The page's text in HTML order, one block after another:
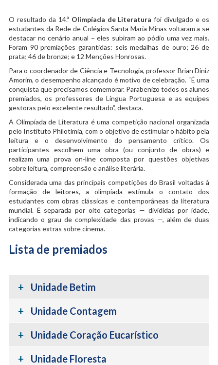
O resultado da 14.ª Olimpíada de Literatura foi divulgado e os
estudantes da Rede de Colégios Santa Maria Minas voltaram a se
destacar no cenário anual – eles subiram ao pódio uma vez mais.
Foram 90 premiações garantidas: seis medalhas de ouro; 26 de
prata; 46 de bronze; e 12 Menções Honrosas.
Para o coordenador de Ciência e Tecnologia, professor Brian Diniz
Amorim, o desempenho alcançado é motivo de celebração. “É uma
conquista que precisamos comemorar. Parabenizo todos os alunos
premiados, os professores de Língua Portuguesa e as equipes
gestoras pelo excelente resultado”, destaca.
A Olimpíada de Literatura é uma competição nacional organizada
pelo Instituto Philotimia, com o objetivo de estimular o hábito pela
leitura e o desenvolvimento do pensamento crítico. Os
participantes escolhem uma obra (ou conjunto de obras) e
realizam uma prova on-line composta por questões objetivas
sobre leitura, compreensão e análise literária.
Considerada uma das principais competições do Brasil voltadas à
formação de leitores, a olimpíada estimula o contato dos
estudantes com obras clássicas e contemporâneas da literatura
mundial. É separada por oito categorias — divididas por idade,
indicando o grau de complexidade das provas —, além de duas
categorias extras sobre cinema.
Lista de premiados
Unidade Betim
Unidade Contagem
Unidade Coração Eucarístico
Unidade Floresta